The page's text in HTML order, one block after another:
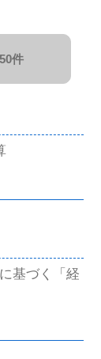
件
基づく「経